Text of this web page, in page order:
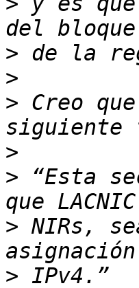
>
>
> Creo
>
> “Esta
> NIRs,
>